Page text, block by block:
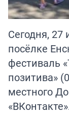
Сегодня,
посёлке
фестиваль
позитива»
местного